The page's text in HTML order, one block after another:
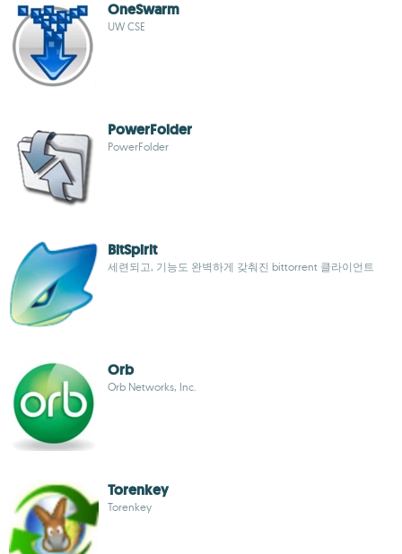
OneSwarm
UW CSE
PowerFolder
PowerFolder
BitSpirit
세련되고, 기능도 완벽하게 갖춰진 bittorrent 클라이언트
Orb
Orb Networks, Inc.
Torenkey
Torenkey